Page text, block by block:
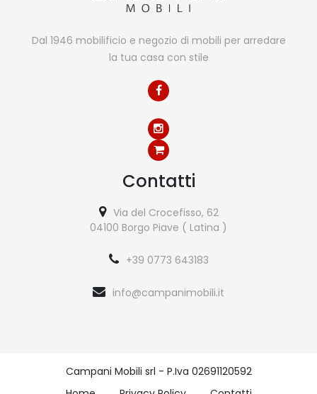
Dal 1946 mobilificio e negozio di mobili per arredare
la tua casa con stile
Contatti
Via del Crocefisso, 62
04100 Borgo Piave ( Latina )
+39 0773 643183
info@campanimobili.it
Campani Mobili srl - P.Iva 02691120592